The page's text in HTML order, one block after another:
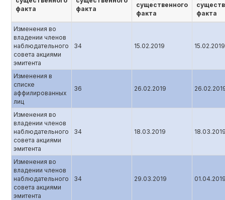
факта
факта
существенного
факта
факта
Изменения во
владении членов
наблюдательного
совета акциями
эмитента
34 15.02.2019 15.02.2019
Изменения в
списке
аффилированных
лиц
36 26.02.2019
Изменения во
владении членов
наблюдательного
совета акциями
эмитента
34 18.03.2019
Изменения во
владении членов
наблюдательного
совета акциями
эмитента
34 29.03.2019